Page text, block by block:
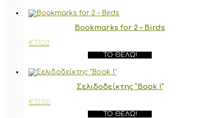
Bookmarks for 2 – Birds
€17.00
ΤΟ ΘΈΛΩ!
Σελιδοδείκτης “Book I”
€12.00
ΤΟ ΘΈΛΩ!